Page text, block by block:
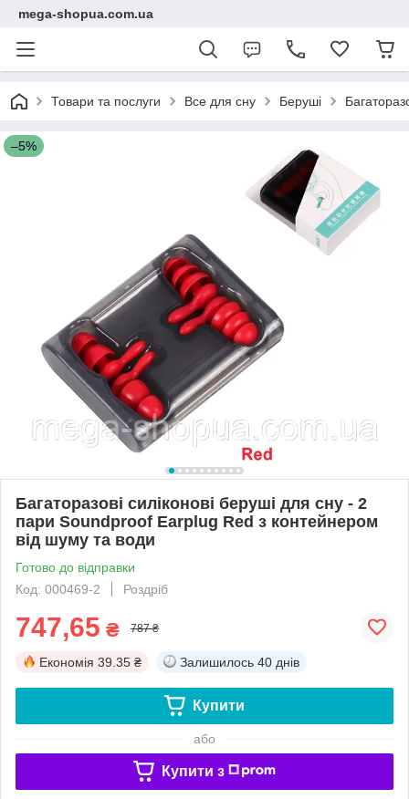
mega-shopua.com.ua
Товари та послуги Все для сну Беруші
–5%
Багаторазові силіконові беруші для сну - 2
пари Soundproof Earplug Red з контейнером
від шуму та води
Готово до відправки
Код: 000469-2
Роздріб
747,65 ₴ 787 ₴
Економія 39.35 ₴ Залишилось 40 днів
Купити
або
Купити з